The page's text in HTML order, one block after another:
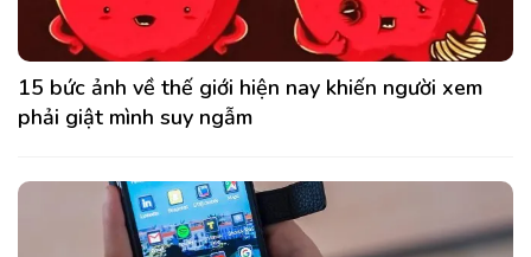
15 bức ảnh về thế giới hiện nay khiến người xem
phải giật mình suy ngẫm